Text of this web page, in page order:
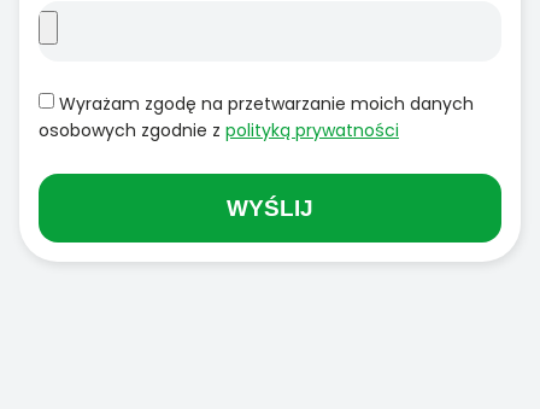
Wyrażam zgodę na przetwarzanie moich danych
osobowych zgodnie z polityką prywatności
WYŚLIJ